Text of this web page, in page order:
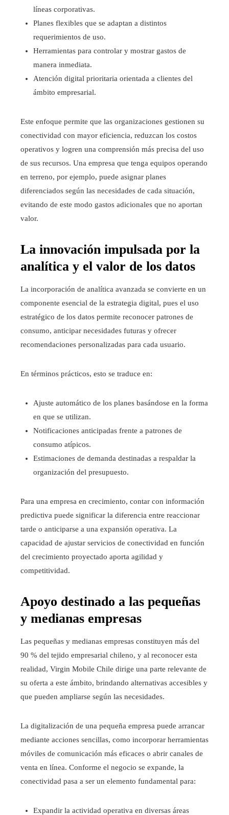
líneas corporativas.
Planes flexibles que se adaptan a distintos
requerimientos de uso.
Herramientas para controlar y mostrar gastos de
manera inmediata.
Atención digital prioritaria orientada a clientes del
ámbito empresarial.
Este enfoque permite que las organizaciones gestionen su
conectividad con mayor eficiencia, reduzcan los costos
operativos y logren una comprensión más precisa del uso
de sus recursos. Una empresa que tenga equipos operando
en terreno, por ejemplo, puede asignar planes
diferenciados según las necesidades de cada situación,
evitando de este modo gastos adicionales que no aportan
valor.
La innovación impulsada por la
analítica y el valor de los datos
La incorporación de analítica avanzada se convierte en un
componente esencial de la estrategia digital, pues el uso
estratégico de los datos permite reconocer patrones de
consumo, anticipar necesidades futuras y ofrecer
recomendaciones personalizadas para cada usuario.
En términos prácticos, esto se traduce en:
Ajuste automático de los planes basándose en la forma
en que se utilizan.
Notificaciones anticipadas frente a patrones de
consumo atípicos.
Estimaciones de demanda destinadas a respaldar la
organización del presupuesto.
Para una empresa en crecimiento, contar con información
predictiva puede significar la diferencia entre reaccionar
tarde o anticiparse a una expansión operativa. La
capacidad de ajustar servicios de conectividad en función
del crecimiento proyectado aporta agilidad y
competitividad.
Apoyo destinado a las pequeñas
y medianas empresas
Las pequeñas y medianas empresas constituyen más del
90 % del tejido empresarial chileno, y al reconocer esta
realidad, Virgin Mobile Chile dirige una parte relevante de
su oferta a este ámbito, brindando alternativas accesibles y
que pueden ampliarse según las necesidades.
La digitalización de una pequeña empresa puede arrancar
mediante acciones sencillas, como incorporar herramientas
móviles de comunicación más eficaces o abrir canales de
venta en línea. Conforme el negocio se expande, la
conectividad pasa a ser un elemento fundamental para:
Expandir la actividad operativa en diversas áreas